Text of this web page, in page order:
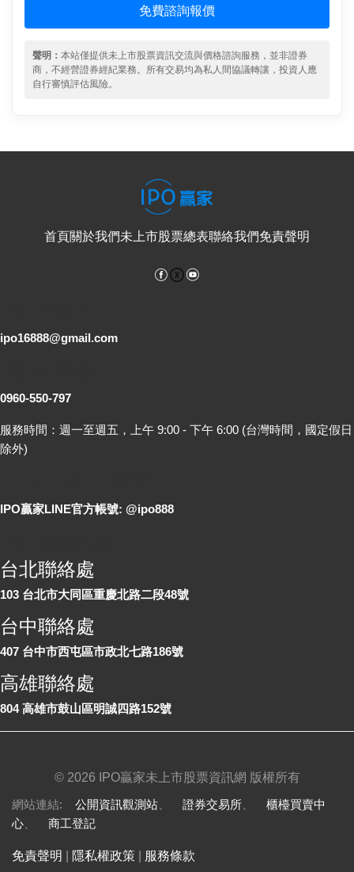
免費諮詢報價
聲明： 本站僅提供未上市股票資訊交流與價格諮詢服務，並非證券
商，不經營證券經紀業務。所有交易均為私人間協議轉讓，投資人應
自行審慎評估風險。
首頁關於我們未上市股票總表聯絡我們免責聲明
Facebook
ipo16888@gmail.com
0960-550-797
服務時間：週一至週五，上午 9:00 - 下午 6:00 (台灣時間，國定假日
除外)
IPO贏家LINE官方帳號: @ipo888
台北聯絡處
103 台北市大同區重慶北路二段48號
台中聯絡處
407 台中市西屯區市政北七路186號
高雄聯絡處
804 高雄市鼓山區明誠四路152號
© 2026 IPO贏家未上市股票資訊網 版權所有
網站連結: 公開資訊觀測站 證券交易所
櫃檯買賣中
心
商工登記
免責聲明 隱私權政策 服務條款